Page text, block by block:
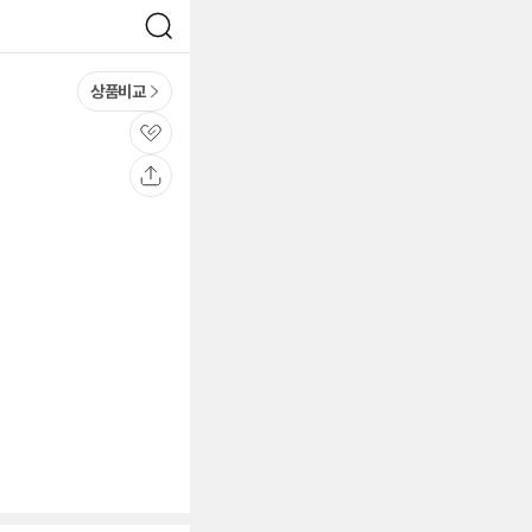
검
색
상품비교
관
심